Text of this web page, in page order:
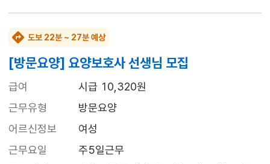
도보 22분 ~ 27분 예상
[방문요양] 요양보호사 선생님 모집
급여
시급 10,320원
근무유형
방문요양
어르신정보
여성
근무요일
주5일근무